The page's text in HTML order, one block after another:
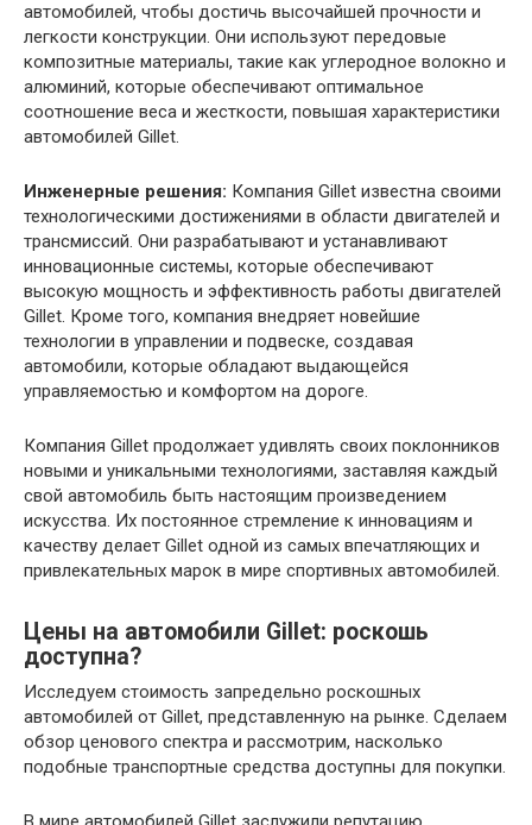
автомобилей, чтобы достичь высочайшей прочности и
легкости конструкции. Они используют передовые
композитные материалы, такие как углеродное волокно и
алюминий, которые обеспечивают оптимальное
соотношение веса и жесткости, повышая характеристики
автомобилей Gillet.
Инженерные решения: Компания Gillet известна своими
технологическими достижениями в области двигателей и
трансмиссий. Они разрабатывают и устанавливают
инновационные системы, которые обеспечивают
высокую мощность и эффективность работы двигателей
Gillet. Кроме того, компания внедряет новейшие
технологии в управлении и подвеске, создавая
автомобили, которые обладают выдающейся
управляемостью и комфортом на дороге.
Компания Gillet продолжает удивлять своих поклонников
новыми и уникальными технологиями, заставляя каждый
свой автомобиль быть настоящим произведением
искусства. Их постоянное стремление к инновациям и
качеству делает Gillet одной из самых впечатляющих и
привлекательных марок в мире спортивных автомобилей.
Цены на автомобили Gillet: роскошь
доступна?
Исследуем стоимость запредельно роскошных
автомобилей от Gillet, представленную на рынке. Сделаем
обзор ценового спектра и рассмотрим, насколько
подобные транспортные средства доступны для покупки.